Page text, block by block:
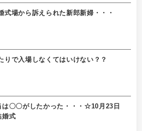
式場から訴えられた新郎新婦・・・
りで入場しなくてはいけない？？
は〇〇がしたかった・・・☆10月23日
婚式